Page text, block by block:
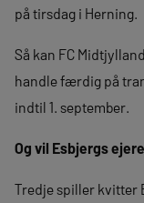
på tirsdag i Herning.
Så kan FC
handle færdig på
indtil 1. september.
Og vil Esbjergs
Tredje spiller kvitter